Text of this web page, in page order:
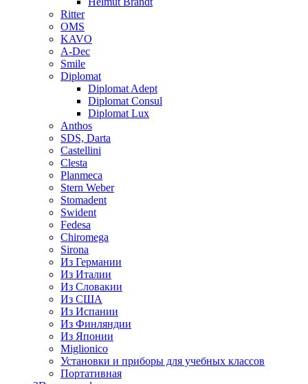
Ritter
OMS
KAVO
A-Dec
Smile
Diplomat
Diplomat Adept
Diplomat Consul
Diplomat Lux
Anthos
SDS, Darta
Castellini
Clesta
Planmeca
Stern Weber
Stomadent
Swident
Fedesa
Chiromega
Sirona
Из Германии
Из Италии
Из Словакии
Из США
Из Испании
Из Финляндии
Из Японии
Miglionico
Установки и приборы для учебных классов
Портативная